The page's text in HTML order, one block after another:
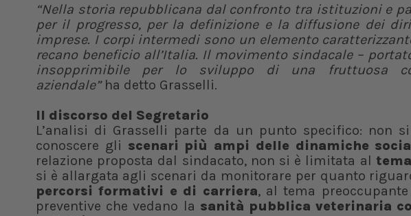
“Nella storia repubblicana dal confronto tra istituzioni e
per il progresso, per la definizione e la diffusione dei
imprese. I corpi intermedi sono un elemento
recano beneficio all’Italia. Il movimento sindacale –
insopprimibile per lo sviluppo di una fruttuosa
aziendale” ha detto Grasselli.
Il discorso del Segretario
L’analisi di Grasselli parte da un punto specifico: non
conoscere gli scenari più ampi delle dinamiche
relazione proposta dal sindacato, non si è limitata al
si è allargata agli scenari da monitorare per quanto
percorsi formativi e di carriera, al tema
preventive che vedano la sanità pubblica veterinaria